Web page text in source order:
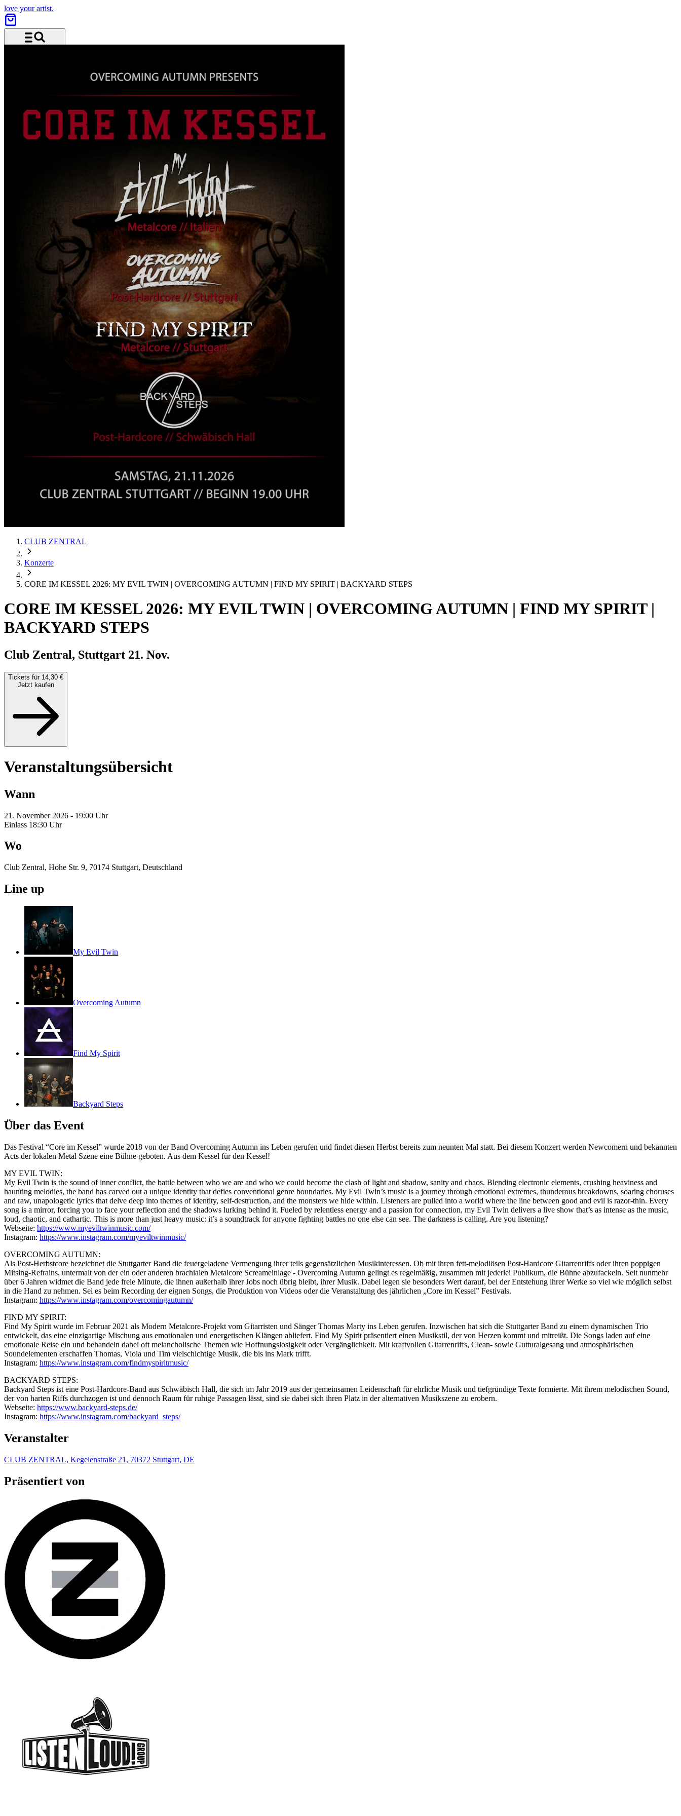
love your artist.
CLUB ZENTRAL
Konzerte
CORE IM KESSEL 2026: MY EVIL TWIN | OVERCOMING AUTUMN | FIND MY SPIRIT | BACKYARD STEPS
CORE IM KESSEL 2026: MY EVIL TWIN | OVERCOMING AUTUMN | FIND MY SPIRIT |
BACKYARD STEPS
Club Zentral, Stuttgart 21. Nov.
Tickets für 14,30 €
Jetzt kaufen
Veranstaltungsübersicht
Wann
21. November 2026 - 19:00 Uhr
Einlass 18:30 Uhr
Wo
Club Zentral, Hohe Str. 9, 70174 Stuttgart, Deutschland
Line up
My Evil Twin
Overcoming Autumn
Find My Spirit
Backyard Steps
Über das Event
Das Festival “Core im Kessel” wurde 2018 von der Band Overcoming Autumn ins Leben gerufen und findet diesen Herbst bereits zum neunten Mal statt. Bei diesem Konzert werden Newcomern und bekannten
Acts der lokalen Metal Szene eine Bühne geboten. Aus dem Kessel für den Kessel!
MY EVIL TWIN:
My Evil Twin is the sound of inner conflict, the battle between who we are and who we could become the clash of light and shadow, sanity and chaos. Blending electronic elements, crushing heaviness and
haunting melodies, the band has carved out a unique identity that defies conventional genre boundaries. My Evil Twin’s music is a journey through emotional extremes, thunderous breakdowns, soaring choruses
and raw, unapologetic lyrics that delve deep into themes of identity, self-destruction, and the monsters we hide within. Listeners are pulled into a world where the line between good and evil is razor-thin. Every
song is a mirror, forcing you to face your reflection and the shadows lurking behind it. Fueled by relentless energy and a passion for connection, my Evil Twin delivers a live show that’s as intense as the music,
loud, chaotic, and cathartic. This is more than just heavy music: it’s a soundtrack for anyone fighting battles no one else can see. The darkness is calling. Are you listening?
Webseite: https://www.myeviltwinmusic.com/
Instagram: https://www.instagram.com/myeviltwinmusic/
OVERCOMING AUTUMN:
Als Post-Herbstcore bezeichnet die Stuttgarter Band die feuergeladene Vermengung ihrer teils gegensätzlichen Musikinteressen. Ob mit ihren fett-melodiösen Post-Hardcore Gitarrenriffs oder ihren poppigen
Mitsing-Refrains, untermalt von der ein oder anderen brachialen Metalcore Screameinlage - Overcoming Autumn gelingt es regelmäßig, zusammen mit jederlei Publikum, die Bühne abzufackeln. Seit nunmehr
über 6 Jahren widmet die Band jede freie Minute, die ihnen außerhalb ihrer Jobs noch übrig bleibt, ihrer Musik. Dabei legen sie besonders Wert darauf, bei der Entstehung ihrer Werke so viel wie möglich selbst
in die Hand zu nehmen. Sei es beim Recording der eignen Songs, die Produktion von Videos oder die Veranstaltung des jährlichen „Core im Kessel” Festivals.
Instagram: https://www.instagram.com/overcomingautumn/
FIND MY SPIRIT:
Find My Spirit wurde im Februar 2021 als Modern Metalcore-Projekt vom Gitarristen und Sänger Thomas Marty ins Leben gerufen. Inzwischen hat sich die Stuttgarter Band zu einem dynamischen Trio
entwickelt, das eine einzigartige Mischung aus emotionalen und energetischen Klängen abliefert. Find My Spirit präsentiert einen Musikstil, der von Herzen kommt und mitreißt. Die Songs laden auf eine
emotionale Reise ein und behandeln dabei oft melancholische Themen wie Hoffnungslosigkeit oder Vergänglichkeit. Mit kraftvollen Gitarrenriffs, Clean- sowie Gutturalgesang und atmosphärischen
Soundelementen erschaffen Thomas, Viola und Tim vielschichtige Musik, die bis ins Mark trifft.
Instagram: https://www.instagram.com/findmyspiritmusic/
BACKYARD STEPS:
Backyard Steps ist eine Post-Hardcore-Band aus Schwäbisch Hall, die sich im Jahr 2019 aus der gemeinsamen Leidenschaft für ehrliche Musik und tiefgründige Texte formierte. Mit ihrem melodischen Sound,
der von harten Riffs durchzogen ist und dennoch Raum für ruhige Passagen lässt, sind sie dabei sich ihren Platz in der alternativen Musikszene zu erobern.
Webseite: https://www.backyard-steps.de/
Instagram: https://www.instagram.com/backyard_steps/
Veranstalter
CLUB ZENTRAL, Kegelenstraße 21, 70372 Stuttgart, DE
Präsentiert von